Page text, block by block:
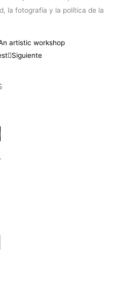
la fotografía y la política de la
artistic workshop
Siguiente